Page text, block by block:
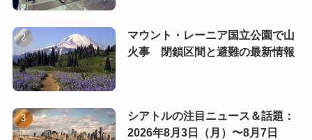
マウント・レーニア国立公園で山
火事 閉鎖区間と避難の最新情報
シアトルの注目ニュース＆話題：
2026年8月3日（月）〜8月7日